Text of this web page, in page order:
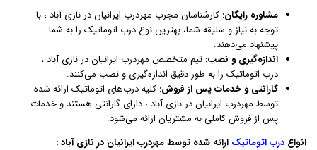
مشاوره رایگان: کارشناسان مجرب مهردرب ایرانیان در نازی آباد ، با
توجه به نیاز و سلیقه شما، بهترین نوع درب اتوماتیک را به شما
پیشنهاد می‌دهند.
اندازه‌گیری و نصب: تیم متخصص مهردرب ایرانیان در نازی آباد ،
درب اتوماتیک را به طور دقیق اندازه‌گیری و نصب می‌کنند.
گارانتی و خدمات پس از فروش: کلیه درب‌های اتوماتیک ارائه شده
توسط مهردرب ایرانیان در نازی آباد ، دارای گارانتی هستند و خدمات
پس از فروش کاملی به مشتریان ارائه می‌شود.
انواع درب اتوماتیک ارائه شده توسط مهردرب ایرانیان در نازی آباد :